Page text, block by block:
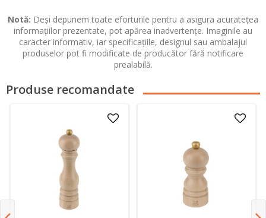
Notă: Deși depunem toate eforturile pentru a asigura acuratețea
informațiilor prezentate, pot apărea inadvertențe. Imaginile au
caracter informativ, iar specificațiile, designul sau ambalajul
produselor pot fi modificate de producător fără notificare
prealabilă.
Produse recomandate